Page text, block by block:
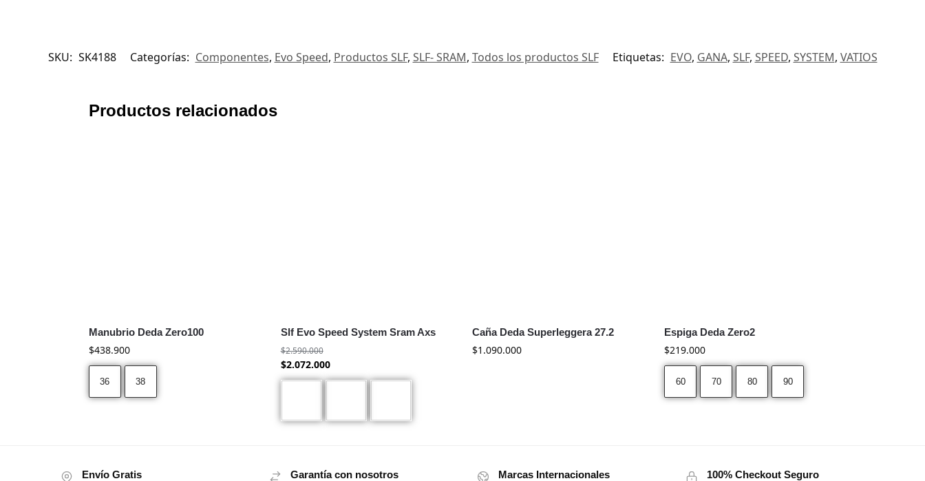
SKU: SK4188 Categorías: Componentes, Evo Speed, Productos SLF, SLF- SRAM, Todos los productos SLF Etiquetas: EVO, GANA, SLF, SPEED, SYSTEM, VATIOS
Productos relacionados
Manubrio Deda Zero100
$438.900
36 38
Slf Evo Speed System Sram Axs
$2.590.000
$2.072.000
Caña Deda Superleggera 27.2
$1.090.000
Espiga Deda Zero2
$219.000
60 70 80 90
Envío Gratis Garantía con nosotros Marcas Internacionales 100% Checkout Seguro